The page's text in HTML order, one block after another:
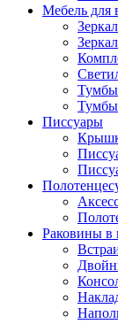
Мебель для
Тумбы
Тумбы
Писсуары
Раковины в